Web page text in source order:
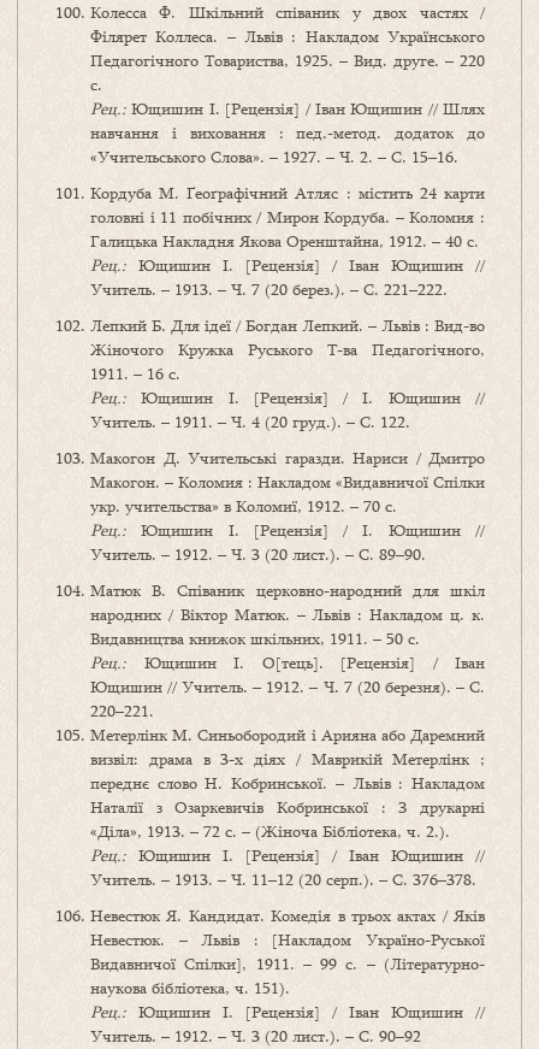
Колесса Ф. Шкільний співаник у двох частях /
Філярет Коллеса. – Львів : Накладом Українського
Педагогічного Товариства, 1925. – Вид. друге. – 220
с.
Рец.: Ющишин І. [Рецензія] / Іван Ющишин // Шлях
навчання і виховання : пед.-метод. додаток до
«Учительського Слова». – 1927. – Ч. 2. – С. 15–16.
Кордуба М. Ґеоґрафічний Атляс : містить 24 карти
головні і 11 побічних / Мирон Кордуба. – Коломия :
Галицька Накладня Якова Оренштайна, 1912. – 40 с.
Рец.: Ющишин І. [Рецензія] / Іван Ющишин //
Учитель. – 1913. – Ч. 7 (20 берез.). – С. 221–222.
Лепкий Б. Для ідеї / Богдан Лепкий. – Львів : Вид-во
Жіночого Кружка Руського Т-ва Педагогічного,
1911. – 16 с.
Рец.: Ющишин І. [Рецензія] / І. Ющишин //
Учитель. – 1911. – Ч. 4 (20 груд.). – С. 122.
Макогон Д. Учительські гаразди. Нариси / Дмитро
Макогон. – Коломия : Накладом «Видавничої Спілки
укр. учительства» в Коломиї, 1912. – 70 с.
Рец.: Ющишин І. [Рецензія] / І. Ющишин //
Учитель. – 1912. – Ч. 3 (20 лист.). – С. 89–90.
Матюк В. Співаник церковно-народний для шкіл
народних / Віктор Матюк. – Львів : Накладом ц. к.
Видавництва книжок шкільних, 1911. – 50 с.
Рец.: Ющишин І. О[тець]. [Рецензія] / Іван
Ющишин // Учитель. – 1912. – Ч. 7 (20 березня). – С.
220–221.
Метерлінк М. Синьобородий і Арияна або Даремний
визвіл: драма в 3-х діях / Маврикій Метерлінк ;
переднє слово Н. Кобринської. – Львів : Накладом
Наталії з Озаркевичів Кобринської : З друкарні
«Діла», 1913. – 72 с. – (Жіноча Бібліотека, ч. 2.).
Рец.: Ющишин І. [Рецензія] / Іван Ющишин //
Учитель. – 1913. – Ч. 11–12 (20 серп.). – С. 376–378.
Невестюк Я. Кандидат. Комедія в трьох актах / Яків
Невестюк. – Львів : [Накладом Україно-Руської
Видавничої Спілки], 1911. – 99 с. – (Літературно-
наукова бібліотека, ч. 151).
Рец.: Ющишин І. [Рецензія] / Іван Ющишин //
Учитель. – 1912. – Ч. 3 (20 лист.). – С. 90–92